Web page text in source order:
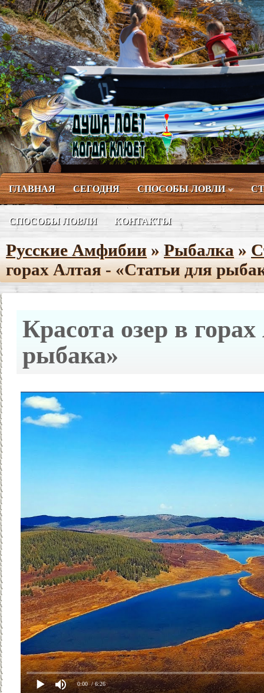
ГЛАВНАЯ СЕГОДНЯ СПОСОБЫ ЛОВЛИ
СПОСОБЫ ЛОВЛИ КОНТАКТЫ
Русские Амфибии » Рыбалка »
горах Алтая - «Статьи для
Красота озер в
рыбака»
0:00 / 6:26